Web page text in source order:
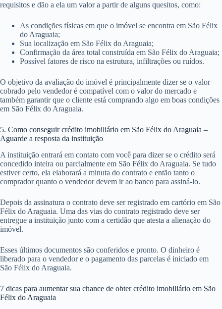
requisitos e dão a ela um valor a partir de alguns quesitos, como:
As condições físicas em que o imóvel se encontra em São Félix
do Araguaia;
Sua localização em São Félix do Araguaia;
Confirmação da área total construída em São Félix do Araguaia;
Possível fatores de risco na estrutura, infiltrações ou ruídos.
O objetivo da avaliação do imóvel é principalmente dizer se o valor
cobrado pelo vendedor é compatível com o valor do mercado e
também garantir que o cliente está comprando algo em boas condições
em São Félix do Araguaia.
5. Como conseguir crédito imobiliário em São Félix do Araguaia –
Aguarde a resposta da instituição
A instituição entrará em contato com você para dizer se o crédito será
concedido inteira ou parcialmente em São Félix do Araguaia. Se tudo
estiver certo, ela elaborará a minuta do contrato e então tanto o
comprador quanto o vendedor devem ir ao banco para assiná-lo.
Depois da assinatura o contrato deve ser registrado em cartório em São
Félix do Araguaia. Uma das vias do contrato registrado deve ser
entregue a instituição junto com a certidão que atesta a alienação do
imóvel.
Esses últimos documentos são conferidos e pronto. O dinheiro é
liberado para o vendedor e o pagamento das parcelas é iniciado em
São Félix do Araguaia.
7 dicas para aumentar sua chance de obter crédito imobiliário em São
Félix do Araguaia